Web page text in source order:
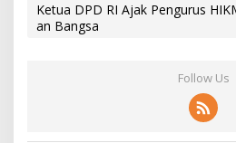
Ketua DPD RI Ajak Pengurus
an Bangsa
Follow Us